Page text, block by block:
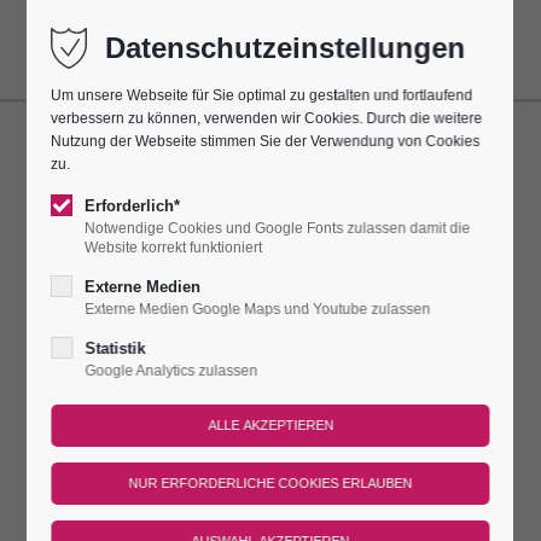
Datenschutzeinstellungen
Um unsere Webseite für Sie optimal zu gestalten und fortlaufend
verbessern zu können, verwenden wir Cookies. Durch die weitere
Nutzung der Webseite stimmen Sie der Verwendung von Cookies
zu.
Erforderlich*
Notwendige Cookies und Google Fonts zulassen damit die
Website korrekt funktioniert
Externe Medien
Externe Medien Google Maps und Youtube zulassen
Statistik
Google Analytics zulassen
ÖFFENTLICHE FÜHRUNG
Dieser Termin hatte sich jeden Tag bis zum 30.04.2025
wiederholt.
ENTDECKEN SIE DIE WÜNSCHE &
WUNDERWELT...
400 Meter hoch thront die Leuchtenburg über dem
malerischen Saaletal. Doch welchen Schatz verbirgt die
Leuchtenburg hinter ihren dicken Mauern? Sind Sie neugierig?
Dann kommen Sie mit uns, wir zeigen Ihnen unsere
Leuchtenburg. Wir erzählen Ihnen was sich hier zugetragen
hat, zeigen Ihnen unsere Wunder aus Porzellan und werfen mit
Ihnen einen Wunschteller. Scherben bringen Glück!